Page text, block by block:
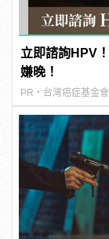
立即諮詢HPV
嫌晚！
PR・台灣癌症基金會